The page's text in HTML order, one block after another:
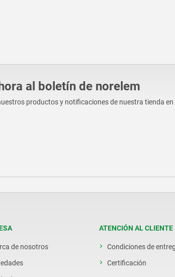
al boletín de norelem
productos y notificaciones de nuestra tienda en
de nosotros
ATENCIÓN AL CLIENTE
Condiciones de
Certificación